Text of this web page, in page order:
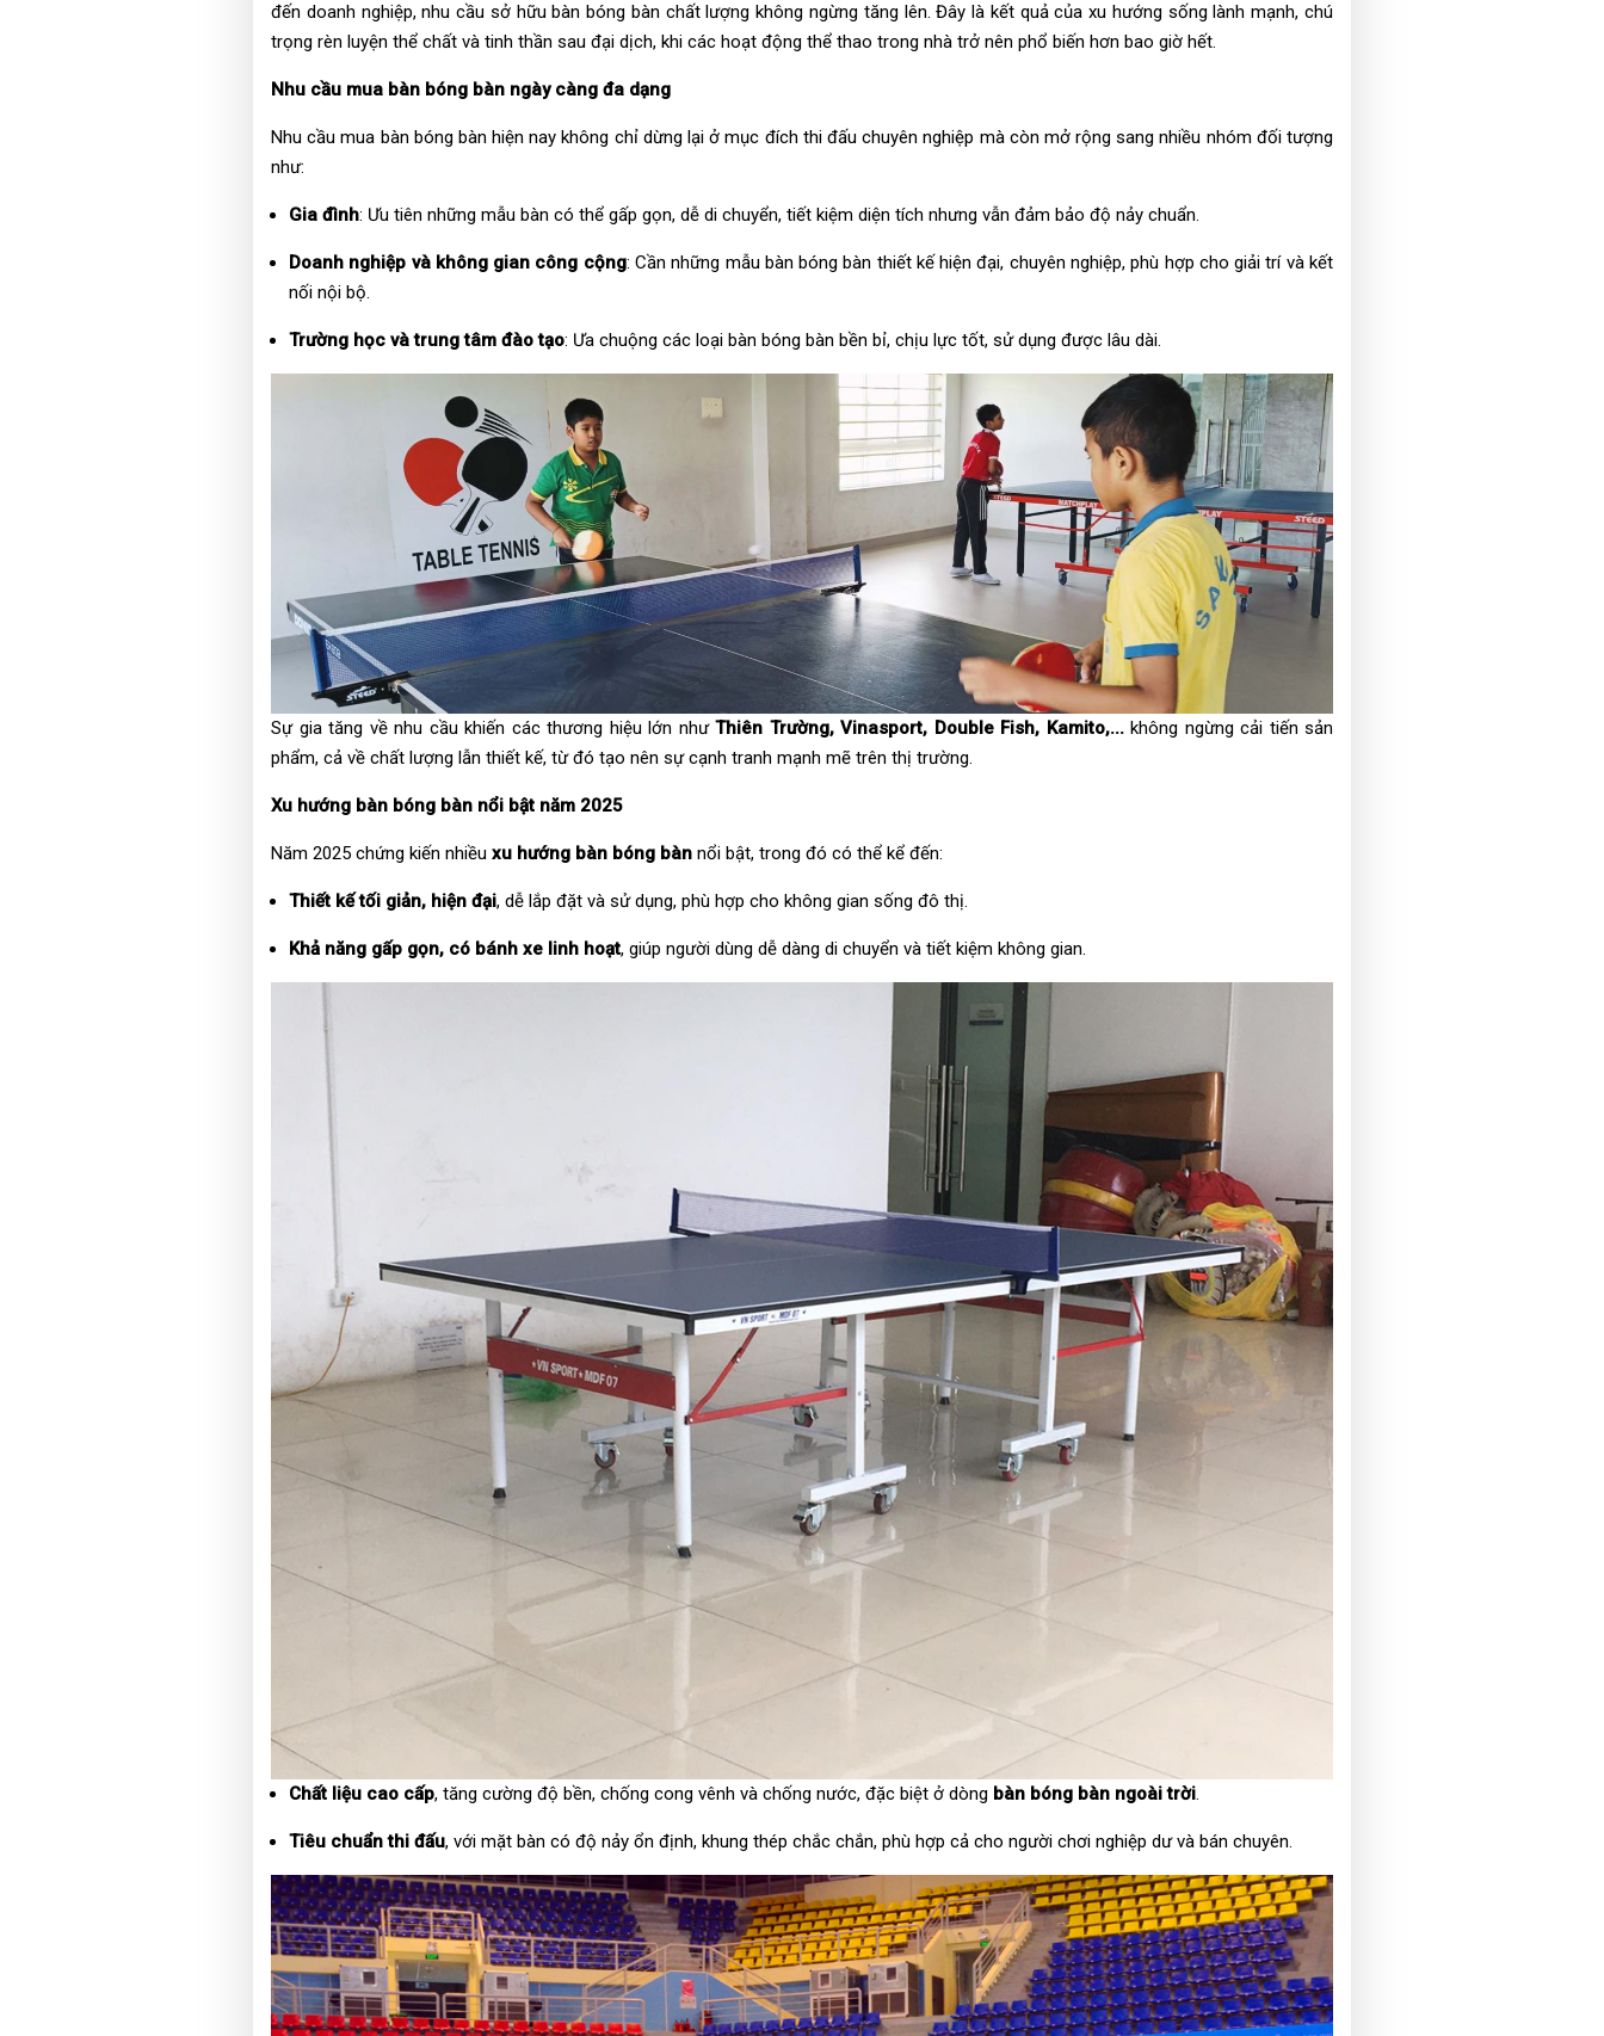
đến doanh nghiệp, nhu cầu sở hữu bàn bóng bàn chất lượng không ngừng tăng lên. Đây là kết quả của xu hướng sống lành mạnh, chú
trọng rèn luyện thể chất và tinh thần sau đại dịch, khi các hoạt động thể thao trong nhà trở nên phổ biến hơn bao giờ hết.
Nhu cầu mua bàn bóng bàn ngày càng đa dạng
Nhu cầu mua bàn bóng bàn hiện nay không chỉ dừng lại ở mục đích thi đấu chuyên nghiệp mà còn mở rộng sang nhiều nhóm đối tượng
như:
Gia đình: Ưu tiên những mẫu bàn có thể gấp gọn, dễ di chuyển, tiết kiệm diện tích nhưng vẫn đảm bảo độ nảy chuẩn.
Doanh nghiệp và không gian công cộng: Cần những mẫu bàn bóng bàn thiết kế hiện đại, chuyên nghiệp, phù hợp cho giải trí và kết
nối nội bộ.
Trường học và trung tâm đào tạo: Ưa chuộng các loại bàn bóng bàn bền bỉ, chịu lực tốt, sử dụng được lâu dài.
Sự gia tăng về nhu cầu khiến các thương hiệu lớn như Thiên Trường, Vinasport, Double Fish, Kamito,...không ngừng cải tiến sản
phẩm, cả về chất lượng lẫn thiết kế, từ đó tạo nên sự cạnh tranh mạnh mẽ trên thị trường.
Xu hướng bàn bóng bàn nổi bật năm 2025
Năm 2025 chứng kiến nhiều xu hướng bàn bóng bàn nổi bật, trong đó có thể kể đến:
Thiết kế tối giản, hiện đại, dễ lắp đặt và sử dụng, phù hợp cho không gian sống đô thị.
Khả năng gấp gọn, có bánh xe linh hoạt, giúp người dùng dễ dàng di chuyển và tiết kiệm không gian.
Chất liệu cao cấp, tăng cường độ bền, chống cong vênh và chống nước, đặc biệt ở dòng bàn bóng bàn ngoài trời.
Tiêu chuẩn thi đấu, với mặt bàn có độ nảy ổn định, khung thép chắc chắn, phù hợp cả cho người chơi nghiệp dư và bán chuyên.